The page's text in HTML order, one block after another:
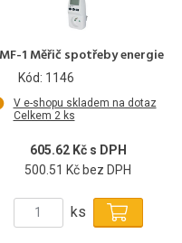
1 Měřič spotřeby energie
Kód: 1146
V e-shopu skladem na dotaz
Celkem 2 ks
605.62 Kč s DPH
500.51 Kč bez DPH
ks